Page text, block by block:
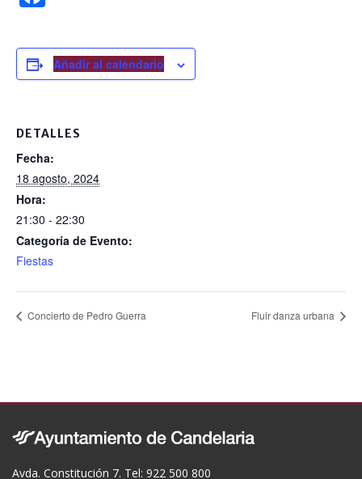
c
e
o
o
k
Añadir al calendario
DETALLES
Fecha:
18 agosto, 2024
Hora:
21:30 - 22:30
Categoría de Evento:
Fiestas
Concierto de Pedro Guerra Fluir danza urbana
Avda. Constitución 7. Tel: 922 500 800